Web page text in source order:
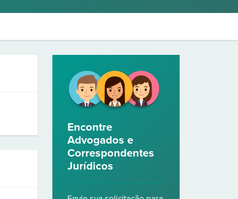
Encontre
Advogados e
Correspondentes
Jurídicos